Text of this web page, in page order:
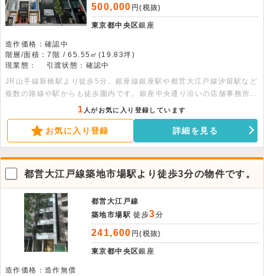
500,000 円(税抜)
東京都中央区銀座
造作価格：確認中
階層/面積：7階 / 65.55㎡(19.83坪)
現業態：
引渡状態：確認中
JR山手線新橋駅より徒歩5分。銀座線銀座駅や都営大江戸線汐留駅など
複数の路線や駅からも徒歩圏内です。銀座中央通り沿いの店舗事務所で
す。繁華街にあり、オフィス街も近い為、用途はご相談ください。
1 人がお気に入り登録しています
お気に入り登録 詳細を見る
都営大江戸線築地市場駅より徒歩3分の物件です。
都営大江戸線
築地市場駅 徒歩3分
241,600 円(税抜)
東京都中央区銀座
造作価格：造作無償